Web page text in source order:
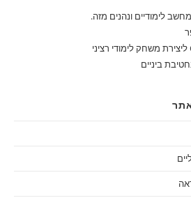
לימודיים ונהנים מזה.
ביניים